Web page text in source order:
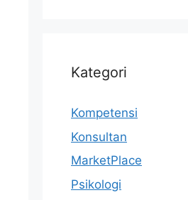
Kategori
Kompetensi
Konsultan
MarketPlace
Psikologi